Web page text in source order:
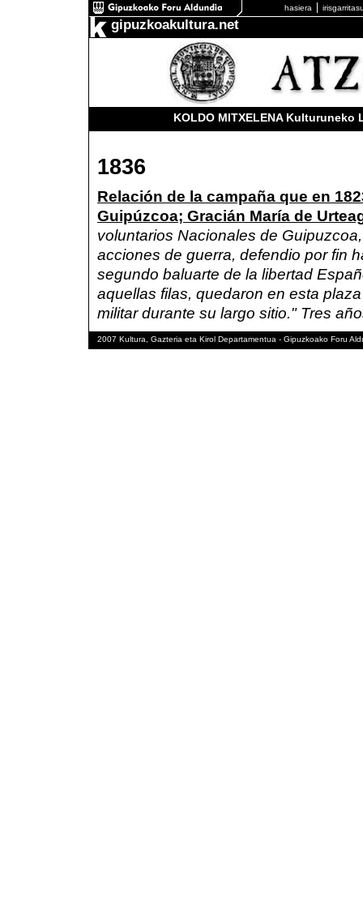
hasiera
gipuzkoakultura.net
KOLDO MITXELENA
1836
Relación de la campaña que en
Guipúzcoa; Gracián María de
voluntarios Nacionales de
acciones de guerra, defendio por fin
segundo baluarte de la libertad
aquellas filas, quedaron en esta
militar durante su largo sitio." Tres
2007 Kultura, Gazteria eta Kirol Departamentua - Gipuzkoako Foru